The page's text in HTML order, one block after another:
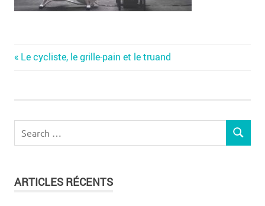
Navigation
Previous
Post:
Le cycliste, le grille-pain et le truand
for:
SEARCH
ARTICLES RÉCENTS